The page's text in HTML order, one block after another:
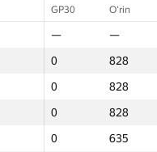
GP30 O‘rin
—
—
0
828
0
828
0
828
0
635
GP30 O‘rin
—
—
0
828
0
828
0
828
0
635